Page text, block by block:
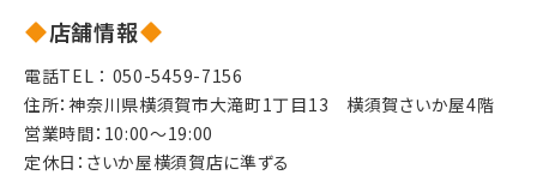
店舗情報
電話TEL ： 050-5459-7156
住所：神奈川県横須賀市大滝町1丁目13　横須賀さいか屋4階
営業時間：10:00～19:00
定休日：さいか屋横須賀店に準ずる